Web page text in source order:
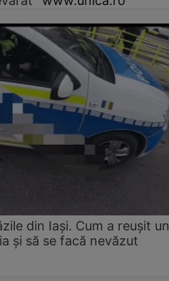
din Iași. Cum a reușit un
și să se facă nevăzut